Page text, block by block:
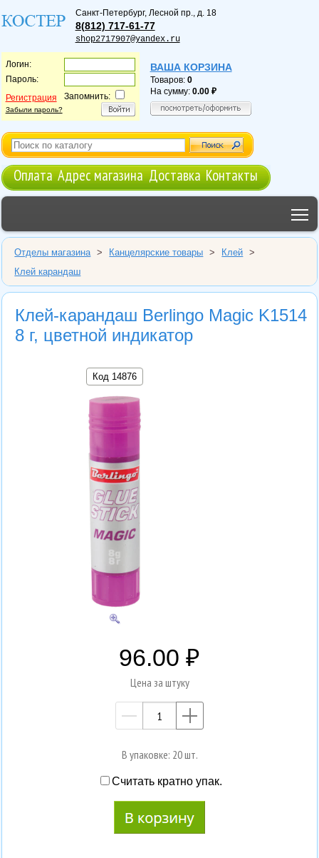
Санкт-Петербург, Лесной пр., д. 18
8(812) 717-61-77
shop2717907@yandex.ru
Логин:
Пароль:
Регистрация
Забыли пароль?
Запомнить:
ВАША КОРЗИНА
Товаров: 0
На сумму: 0.00
Оплата Адрес магазина Доставка Контакты
Отделы магазина > Канцелярские товары > Клей
>
Клей карандаш
Клей-карандаш Berlingo Magic K1514
8 г, цветной индикатор
Код 14876
96.00
Цена за штуку
—
В упаковке: 20 шт.
Считать кратно упак.